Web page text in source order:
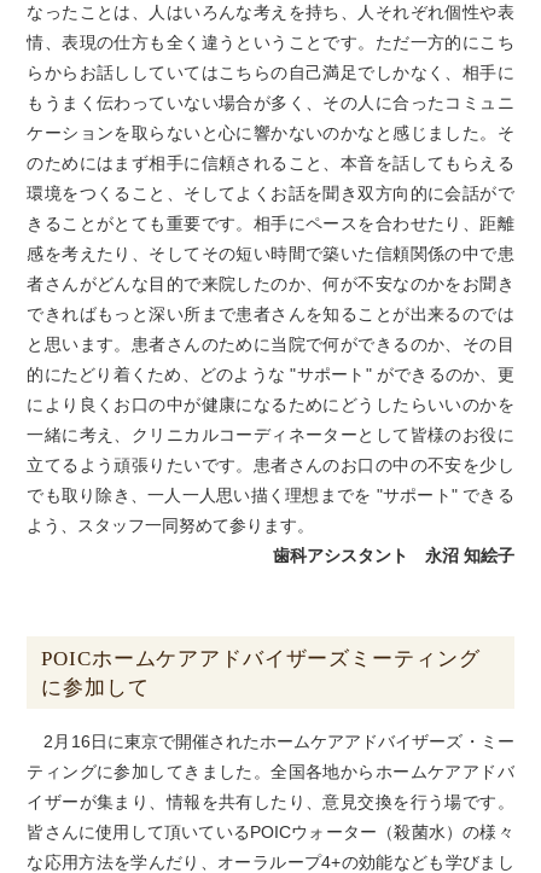
なったことは、人はいろんな考えを持ち、人それぞれ個性や表
情、表現の仕方も全く違うということです。ただ一方的にこち
らからお話ししていてはこちらの自己満足でしかなく、相手に
もうまく伝わっていない場合が多く、その人に合ったコミュニ
ケーションを取らないと心に響かないのかなと感じました。そ
のためにはまず相手に信頼されること、本音を話してもらえる
環境をつくること、そしてよくお話を聞き双方向的に会話がで
きることがとても重要です。相手にペースを合わせたり、距離
感を考えたり、そしてその短い時間で築いた信頼関係の中で患
者さんがどんな目的で来院したのか、何が不安なのかをお聞き
できればもっと深い所まで患者さんを知ることが出来るのでは
と思います。患者さんのために当院で何ができるのか、その目
的にたどり着くため、どのような "サポート" ができるのか、更
により良くお口の中が健康になるためにどうしたらいいのかを
一緒に考え、クリニカルコーディネーターとして皆様のお役に
立てるよう頑張りたいです。患者さんのお口の中の不安を少し
でも取り除き、一人一人思い描く理想までを "サポート" できる
よう、スタッフ一同努めて参ります。
歯科アシスタント 永沼 知絵子
POICホームケアアドバイザーズミーティング
に参加して
2月16日に東京で開催されたホームケアアドバイザーズ・ミー
ティングに参加してきました。全国各地からホームケアアドバ
イザーが集まり、情報を共有したり、意見交換を行う場です。
皆さんに使用して頂いているPOICウォーター（殺菌水）の様々
な応用方法を学んだり、オーラループ4+の効能なども学びまし